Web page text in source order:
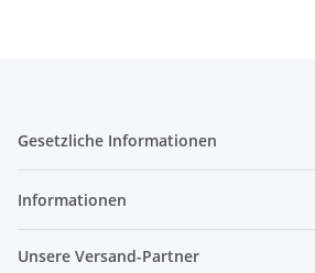
Gesetzliche Informationen
Informationen
Unsere Versand-Partner